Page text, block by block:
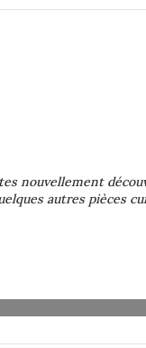
nouvellement
autres pièces